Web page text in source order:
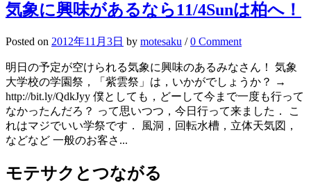
気象に興味があるなら11/4Sunは柏へ！
Posted on 2012年11月3日 by motesaku /0 Comment
明日の予定が空けられる気象に興味のあるみなさん！ 気象
大学校の学園祭，「紫雲祭」は，いかがでしょうか？ →
http://bit.ly/QdkJyy 僕としても，どーして今まで一度も行って
なかったんだろ？ って思いつつ，今日行って来ました． こ
れはマジでいい学祭です． 風洞，回転水槽，立体天気図，
などなど 一般のお客さ...
モテサクとつながる